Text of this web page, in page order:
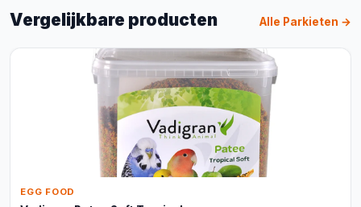
Vergelijkbare producten Alle Parkieten →
EGG FOOD